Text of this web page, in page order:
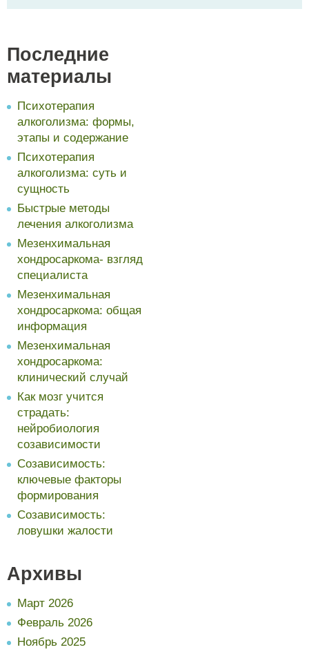
Последние
материалы
Психотерапия
алкоголизма: формы,
этапы и содержание
Психотерапия
алкоголизма: суть и
сущность
Быстрые методы
лечения алкоголизма
Мезенхимальная
хондросаркома- взгляд
специалиста
Мезенхимальная
хондросаркома: общая
информация
Мезенхимальная
хондросаркома:
клинический случай
Как мозг учится
страдать:
нейробиология
созависимости
Созависимость:
ключевые факторы
формирования
Созависимость:
ловушки жалости
Архивы
Март 2026
Февраль 2026
Ноябрь 2025